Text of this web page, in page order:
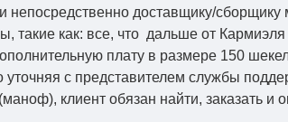
непосредственно доставщику/
такие как: все, что дальше от
плату в размере 150
уточняя с представителем службы
клиент обязан найти, заказать и